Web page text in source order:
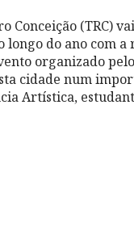
Conceição (TRC)
longo do ano com
organizado
cidade num
Artística,